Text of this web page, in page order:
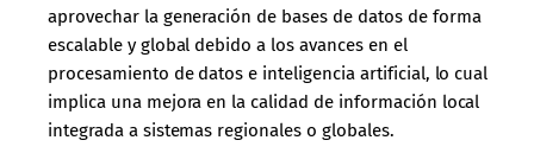
aprovechar la generación de bases de datos de forma
escalable y global debido a los avances en el
procesamiento de datos e inteligencia artificial, lo cual
implica una mejora en la calidad de información local
integrada a sistemas regionales o globales.